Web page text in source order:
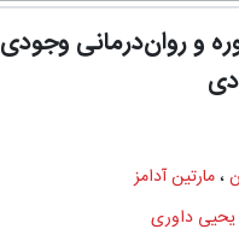
و روان‌درمانی وجودی
،مارتین آدامز
یحیی داوری